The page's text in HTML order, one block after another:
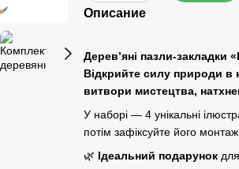
Описание
Дерев’яні пазли-закладки «
Відкрийте силу природи в
витвори мистецтва,
У наборі — 4 унікальні
потім зафіксуйте його
🌿 Ідеальний подарунокдля